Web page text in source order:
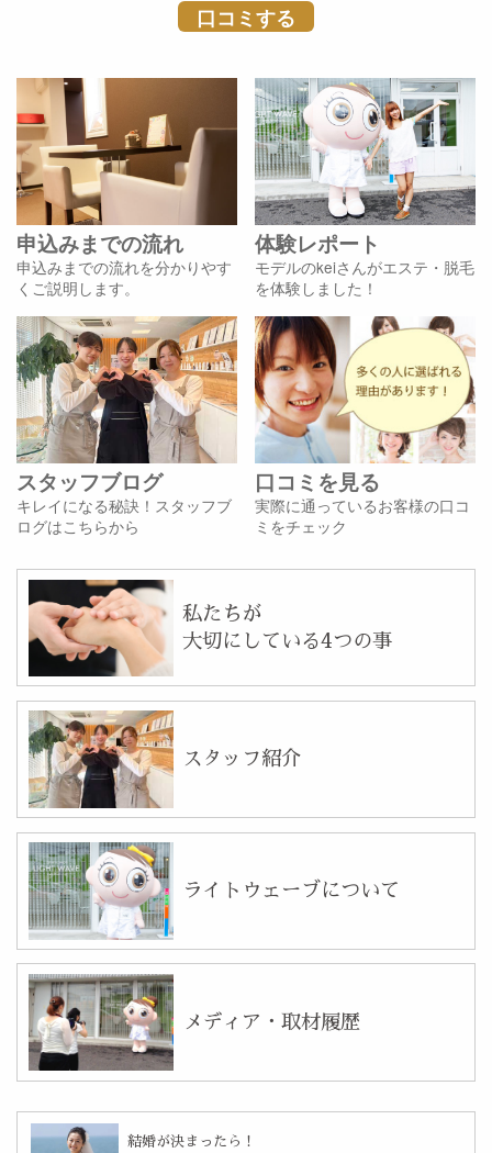
申込みまでの流れ
申込みまでの流れを分かりやす
くご説明します。
体験レポート
モデルのkeiさんがエステ・脱毛
を体験しました！
スタッフブログ
キレイになる秘訣！スタッフブ
ログはこちらから
口コミを見る
実際に通っているお客様の口コ
ミをチェック
私たちが
大切にしている4つの事
スタッフ紹介
ライトウェーブについて
メディア・取材履歴
結婚が決まったら！